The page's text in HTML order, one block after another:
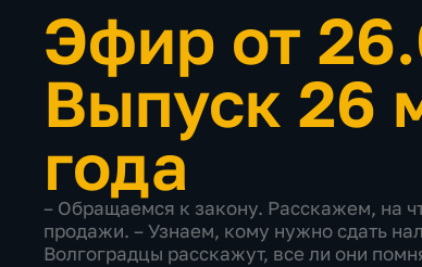
Эфир от
Выпуск 26
года
– Обращаемся к закону. Расскажем, на
продажи. – Узнаем, кому нужно сдать
Волгоградцы расскажут, все ли они